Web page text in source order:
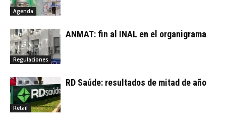
Agenda
Regulaciones
ANMAT: fin al INAL en el organigrama
Retail
RD Saúde: resultados de mitad de año